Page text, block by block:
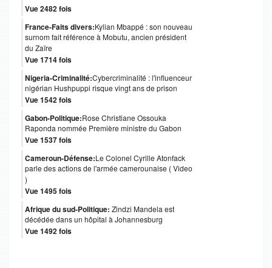
Vue 2482 fois
France-Faits divers:Kylian Mbappé : son nouveau
surnom fait référence à Mobutu, ancien président
du Zaïre
Vue 1714 fois
Nigeria-Criminalité:Cybercriminalité : l'influenceur
nigérian Hushpuppi risque vingt ans de prison
Vue 1542 fois
Gabon-Politique:Rose Christiane Ossouka
Raponda nommée Première ministre du Gabon
Vue 1537 fois
Cameroun-Défense:Le Colonel Cyrille Atonfack
parle des actions de l'armée camerounaise ( Video
)
Vue 1495 fois
Afrique du sud-Politique: Zindzi Mandela est
décédée dans un hôpital à Johannesburg
Vue 1492 fois